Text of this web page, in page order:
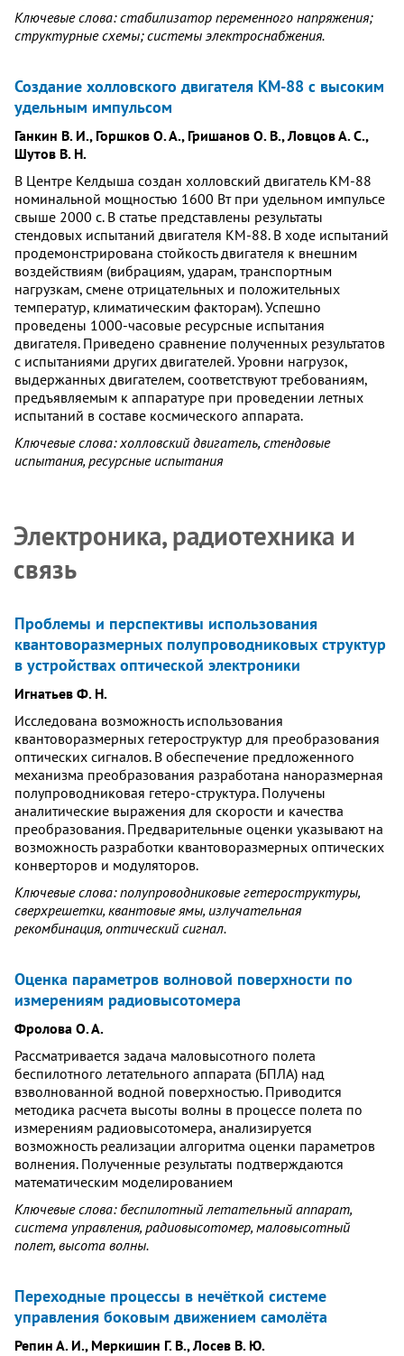
Ключевые слова: стабилизатор переменного напряжения;
структурные схемы; системы электроснабжения.
Создание холловского двигателя КМ-88 с высоким
удельным импульсом
Ганкин В. И., Горшков О. А., Гришанов О. В., Ловцов А. С.,
Шутов В. Н.
В Центре Келдыша создан холловский двигатель КМ-88
номинальной мощностью 1600 Вт при удельном импульсе
свыше 2000 с. В статье представлены результаты
стендовых испытаний двигателя КМ-88. В ходе испытаний
продемонстрирована стойкость двигателя к внешним
воздействиям (вибрациям, ударам, транспортным
нагрузкам, смене отрицательных и положительных
температур, климатическим факторам). Успешно
проведены 1000-часовые ресурсные испытания
двигателя. Приведено сравнение полученных результатов
с испытаниями других двигателей. Уровни нагрузок,
выдержанных двигателем, соответствуют требованиям,
предъявляемым к аппаратуре при проведении летных
испытаний в составе космического аппарата.
Ключевые слова: холловский двигатель, стендовые
испытания, ресурсные испытания
Электроника, радиотехника и
связь
Проблемы и перспективы использования
квантоворазмерных полупроводниковых структур
в устройствах оптической электроники
Игнатьев Ф. Н.
Исследована возможность использования
квантоворазмерных гетероструктур для преобразования
оптических сигналов. В обеспечение предложенного
механизма преобразования разработана наноразмерная
полупроводниковая гетеро-структура. Получены
аналитические выражения для скорости и качества
преобразования. Предварительные оценки указывают на
возможность разработки квантоворазмерных оптических
конверторов и модуляторов.
Ключевые слова: полупроводниковые гетероструктуры,
сверхрешетки, квантовые ямы, излучательная
рекомбинация, оптический сигнал.
Оценка параметров волновой поверхности по
измерениям радиовысотомера
Фролова О. А.
Рассматривается задача маловысотного полета
беспилотного летательного аппарата (БПЛА) над
взволнованной водной поверхностью. Приводится
методика расчета высоты волны в процессе полета по
измерениям радиовысотомера, анализируется
возможность реализации алгоритма оценки параметров
волнения. Полученные результаты подтверждаются
математическим моделированием
Ключевые слова: беспилотный летательный аппарат,
система управления, радиовысотомер, маловысотный
полет, высота волны.
Переходные процессы в нечёткой системе
управления боковым движением самолёта
Репин А. И., Меркишин Г. В., Лосев В. Ю.